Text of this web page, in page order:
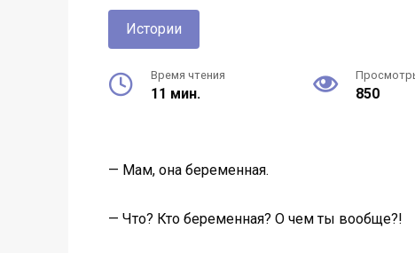
Истории
Время чтения
11 мин. 850
— Мам, она беременная.
— Что? Кто беременная? О чем ты вообще?!